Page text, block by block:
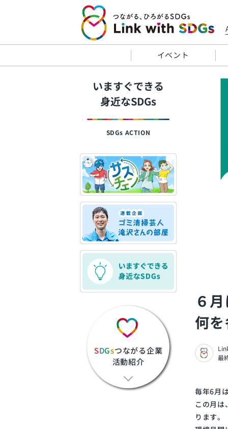
イベント
いますぐできる
身近なSDGs
SDGs ACTION
SDGsつながる企業
活動紹介
６
何
最
毎年6月
この月
ります。